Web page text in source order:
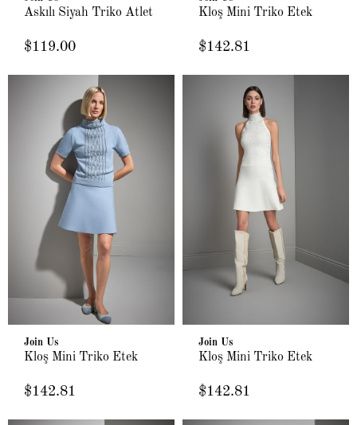
Askılı Siyah Triko Atlet
$119.00
Kloş Mini Triko Etek
$142.81
Join Us
Kloş Mini Triko Etek
$142.81
Join Us
Kloş Mini Triko Etek
$142.81